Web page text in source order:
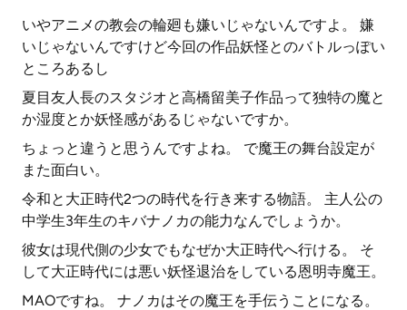
いやアニメの教会の輪廻も嫌いじゃないんですよ。 嫌
いじゃないんですけど今回の作品妖怪とのバトルっぽい
ところあるし
夏目友人長のスタジオと高橋留美子作品って独特の魔と
か湿度とか妖怪感があるじゃないですか。
ちょっと違うと思うんですよね。 で魔王の舞台設定が
また面白い。
令和と大正時代2つの時代を行き来する物語。 主人公の
中学生3年生のキバナノカの能力なんでしょうか。
彼女は現代側の少女でもなぜか大正時代へ行ける。 そ
して大正時代には悪い妖怪退治をしている恩明寺魔王。
MAOですね。 ナノカはその魔王を手伝うことになる。